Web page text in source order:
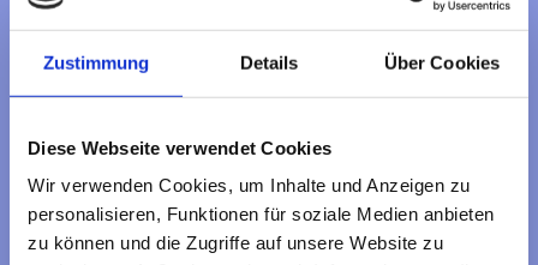
Zustimmung Details Über Cookies
Diese Webseite verwendet Cookies
Wir verwenden Cookies, um Inhalte und Anzeigen zu
personalisieren, Funktionen für soziale Medien anbieten
zu können und die Zugriffe auf unsere Website zu
Ein Fall für Felix Spürnase
Siegfried Böhmke
Nach Sherlock Holmes und James Bond,
kommt Felix Spürnase! Erlebe seinen